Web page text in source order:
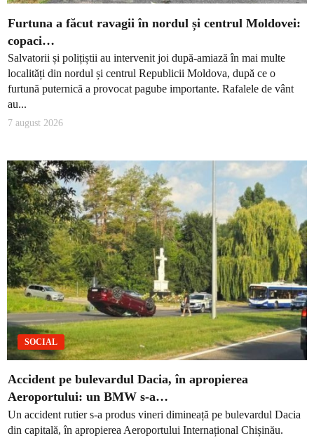
Furtuna a făcut ravagii în nordul și centrul Moldovei:
copaci…
Salvatorii și polițiștii au intervenit joi după-amiază în mai multe
localități din nordul și centrul Republicii Moldova, după ce o
furtună puternică a provocat pagube importante. Rafalele de vânt
au...
7 august 2026
SOCIAL
Accident pe bulevardul Dacia, în apropierea
Aeroportului: un BMW s-a…
Un accident rutier s-a produs vineri dimineață pe bulevardul Dacia
din capitală, în apropierea Aeroportului Internațional Chișinău.